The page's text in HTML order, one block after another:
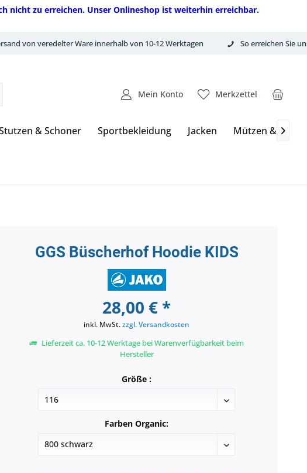
nicht zu erreichen. Unser Onlineshop ist weiterhin erreichbar.
von veredelter Ware innerhalb von 10-12 Werktagen So erreichen Sie
Merkzettel
Mein Konto
& Schoner Sportbekleidung Jacken Mützen & 
GGS Büscherhof Hoodie KIDS
28,00 € *
inkl. MwSt.zzgl. Versandkosten
Lieferzeit ca. 10-12 Werktage bei Warenverfügbarkeit beim
Hersteller
Größe :
Farben Organic: